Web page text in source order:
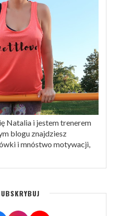
Natalia i jestem trenerem
blogu znajdziesz
i mnóstwo motywacji,